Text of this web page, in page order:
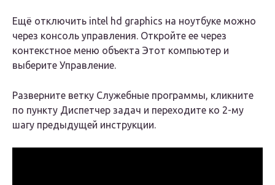
Ещё отключить intel hd graphics на ноутбуке можно
через консоль управления. Откройте ее через
контекстное меню объекта Этот компьютер и
выберите Управление.
Разверните ветку Служебные программы, кликните
по пункту Диспетчер задач и переходите ко 2-му
шагу предыдущей инструкции.